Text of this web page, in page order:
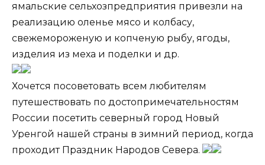
ямальские сельхозпредприятия привезли на
реализацию оленье мясо и колбасу,
свежемороженую и копченую рыбу, ягоды,
изделия из меха и поделки и др.
Хочется посоветовать всем любителям
путешествовать по достопримечательностям
России посетить северный город Новый
Уренгой нашей страны в зимний период, когда
проходит Праздник Народов Севера.